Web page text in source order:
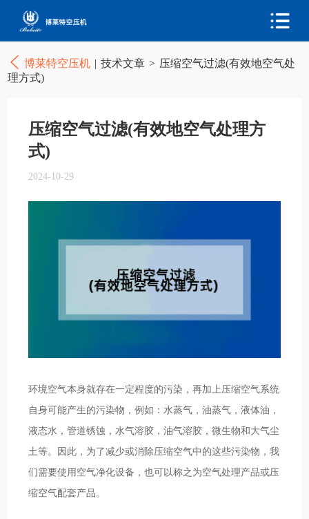
博莱特空压机 | 技术文章 > 压缩空气过滤(有效地空气处
理方式)
压缩空气过滤(有效地空气处理方
式)
2024-10-29
环境空气本身就存在一定程度的污染，再加上压缩空气系统
自身可能产生的污染物，例如：水蒸气，油蒸气，液体油，
液态水，管道锈蚀，水气溶胶，油气溶胶，微生物和大气尘
土等。因此，为了减少或消除压缩空气中的这些污染物，我
们需要使用空气净化设备，也可以称之为空气处理产品或压
缩空气配套产品。